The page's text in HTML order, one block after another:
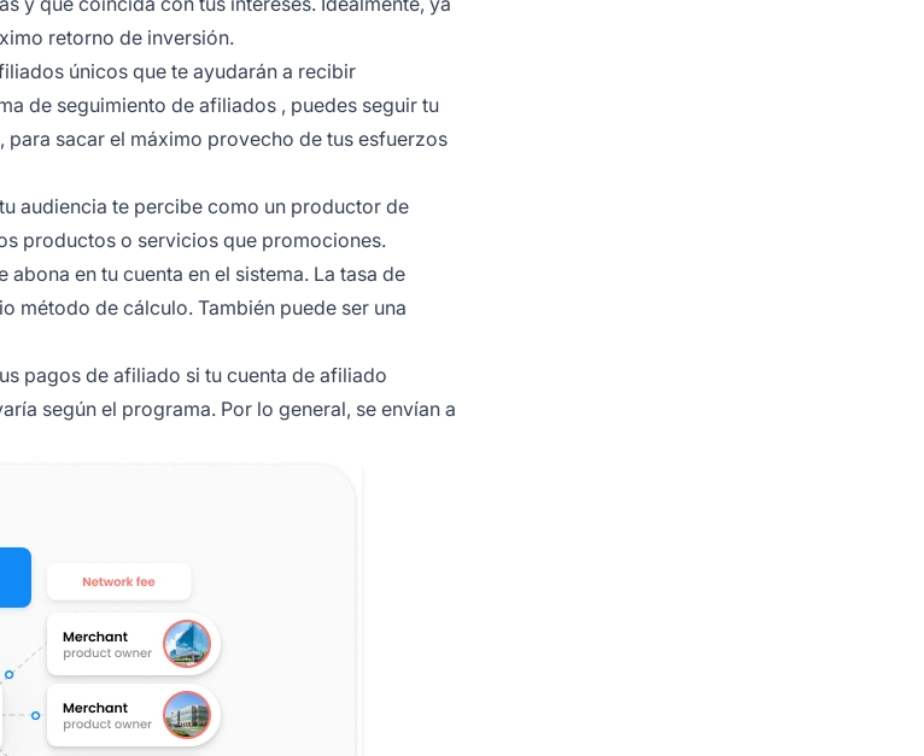
retorno de inversión.
únicos que te ayudarán a recibir
de seguimiento de afiliados , puedes seguir tu
sacar el máximo provecho de tus esfuerzos
audiencia te percibe como un productor de
productos o servicios que promociones.
abona en tu cuenta en el sistema. La tasa de
método de cálculo. También puede ser una
pagos de afiliado si tu cuenta de afiliado
según el programa. Por lo general, se envían a